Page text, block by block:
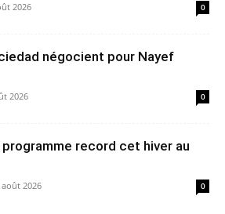
2026 0
négocient pour Nayef
2026 0
programme record cet hiver au
août 2026 0